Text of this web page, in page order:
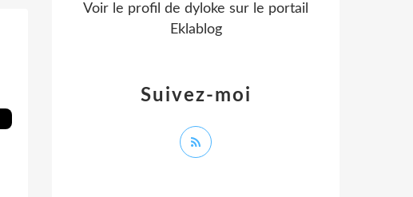
Suivez-moi
Voir le profil de dyloke sur le portail
Eklablog